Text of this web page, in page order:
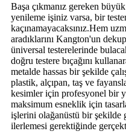
Başa çıkmanız gereken
yenileme işiniz varsa, bir
kaçınamayacaksınız.Hem
aradıklarını Kangton'un
üniversal testerelerinde
doğru testere bıçağını
metalde hassas bir şekilde
plastik, alçıpan, taş ve
kesimler için profesyonel bir
maksimum esneklik için
işlerini olağanüstü bir şekilde
ilerlemesi gerektiğinde